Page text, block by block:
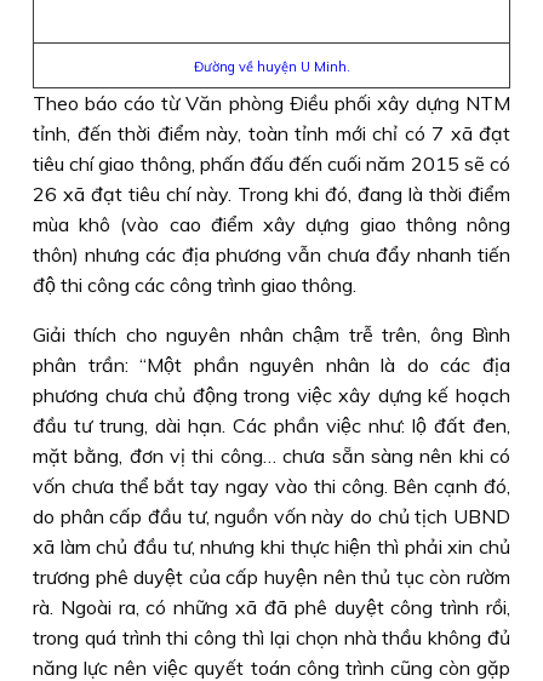
Đường về huyện U Minh.
Theo báo cáo từ Văn phòng Ðiều phối xây dựng NTM
tỉnh, đến thời điểm này, toàn tỉnh mới chỉ có 7 xã đạt
tiêu chí giao thông, phấn đấu đến cuối năm 2015 sẽ có
26 xã đạt tiêu chí này. Trong khi đó, đang là thời điểm
mùa khô (vào cao điểm xây dựng giao thông nông
thôn) nhưng các địa phương vẫn chưa đẩy nhanh tiến
độ thi công các công trình giao thông.
Giải thích cho nguyên nhân chậm trễ trên, ông Bình
phân trần: “Một phần nguyên nhân là do các địa
phương chưa chủ động trong việc xây dựng kế hoạch
đầu tư trung, dài hạn. Các phần việc như: lộ đất đen,
mặt bằng, đơn vị thi công… chưa sẵn sàng nên khi có
vốn chưa thể bắt tay ngay vào thi công. Bên cạnh đó,
do phân cấp đầu tư, nguồn vốn này do chủ tịch UBND
xã làm chủ đầu tư, nhưng khi thực hiện thì phải xin chủ
trương phê duyệt của cấp huyện nên thủ tục còn rườm
rà. Ngoài ra, có những xã đã phê duyệt công trình rồi,
trong quá trình thi công thì lại chọn nhà thầu không đủ
năng lực nên việc quyết toán công trình cũng còn gặp